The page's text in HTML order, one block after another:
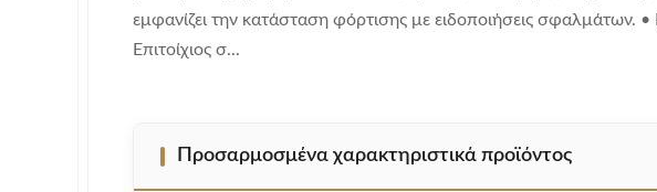
εμφανίζει την κατάσταση φόρτισης με ειδοποιήσεις σφαλμάτων.
Επιτοίχιος σ...
Προσαρμοσμένα χαρακτηριστικά προϊόντος